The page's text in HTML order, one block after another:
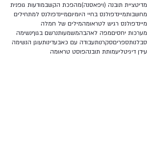
מדיטציית תובנה (ויפאסנה)מהפכת הקשבמודעות גופנית
מחשבותמיינדפולנס בחיי היומיוםמיינדפולנס למתחילים
מיינדפולנס רגיש לטראומהמילים של חמלה
מערכות יחסיםמפה לאהבהמשמעותנרשם בגוףנשימה
סבלנותספריםסקרנותעבודה עם כאבעדינותעוגן הנשימה
עידן דיגיטליעמותת תובנהפוסט טראומה